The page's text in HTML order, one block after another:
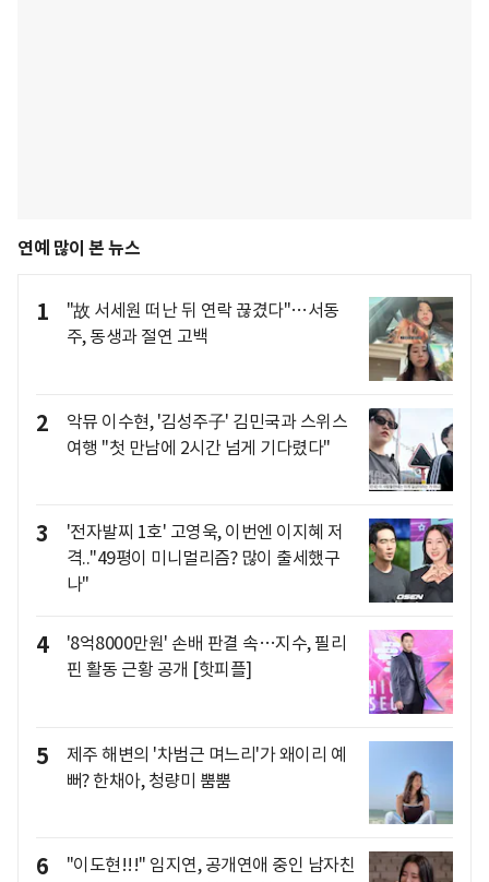
연예 많이 본 뉴스
1
"故 서세원 떠난 뒤 연락 끊겼다"…서동
주, 동생과 절연 고백
2
악뮤 이수현, '김성주子' 김민국과 스위스
여행 "첫 만남에 2시간 넘게 기다렸다"
3
'전자발찌 1호' 고영욱, 이번엔 이지혜 저
격.."49평이 미니멀리즘? 많이 출세했구
나"
4
'8억8000만원' 손배 판결 속…지수, 필리
핀 활동 근황 공개 [핫피플]
5
제주 해변의 '차범근 며느리'가 왜이리 예
뻐? 한채아, 청량미 뿜뿜
6
"이도현!!!" 임지연, 공개연애 중인 남자친